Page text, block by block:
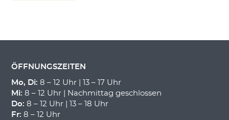
ÖFFNUNGSZEITEN
Mo, Di: 8 – 12 Uhr | 13 – 17 Uhr
Mi: 8 – 12 Uhr | Nachmittag geschlossen
Do: 8 – 12 Uhr | 13 – 18 Uhr
Fr: 8 – 12 Uhr